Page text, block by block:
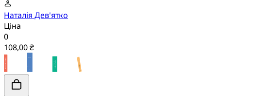
Наталія Дев'ятко
Ціна
0
108,00 ₴